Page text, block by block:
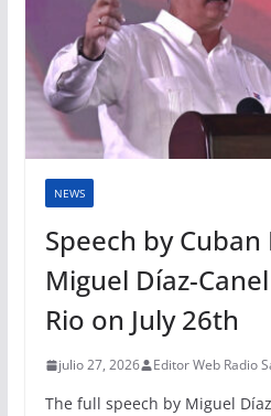
NEWS
Speech by
Miguel Díaz-
Rio on July 26th
julio 27, 2026 Editor Web Radio
The full speech by Miguel